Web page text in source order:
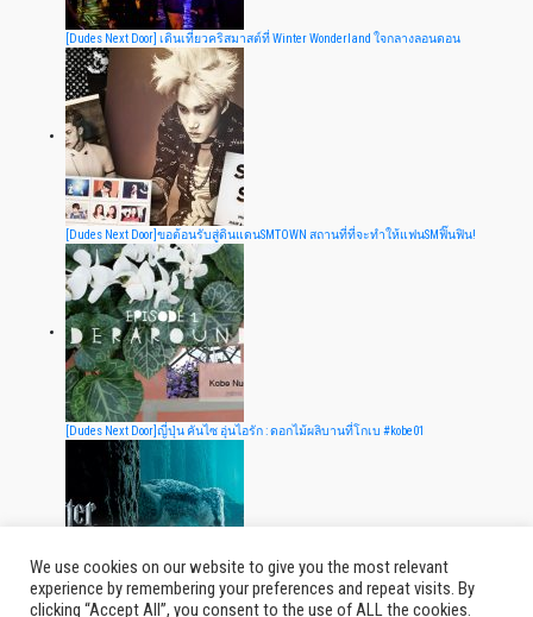
[Dudes Next Door] เดินเที่ยวคริสมาสต์ที่ Winter Wonderland ใจกลางลอนดอน
[Dudes Next Door]ขอต้อนรับสู่ดินแดนSMTOWN สถานที่ที่จะทำให้แฟนSMฟิ๊นฟิน!
[Dudes Next Door]ญี่ปุ่น คันไซ อุ่นไอรัก : ดอกไม้ผลิบานที่โกเบ #kobe01
We use cookies on our website to give you the most relevant
experience by remembering your preferences and repeat visits. By
clicking “Accept All”, you consent to the use of ALL the cookies.